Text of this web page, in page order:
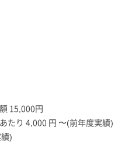
15,000円
たり 4,000 円 〜(前年度実績)
)